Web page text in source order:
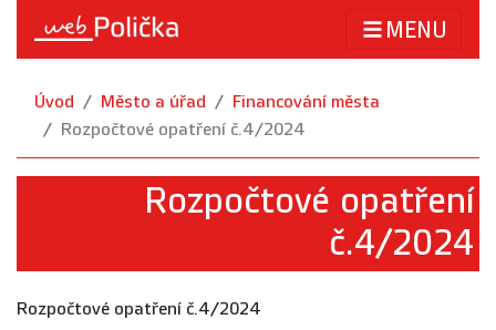
MENU
Úvod Město a úřad
Financování města
Rozpočtové opatření č.4/2024
Rozpočtové opatření
č.4/2024
Rozpočtové opatření č.4/2024